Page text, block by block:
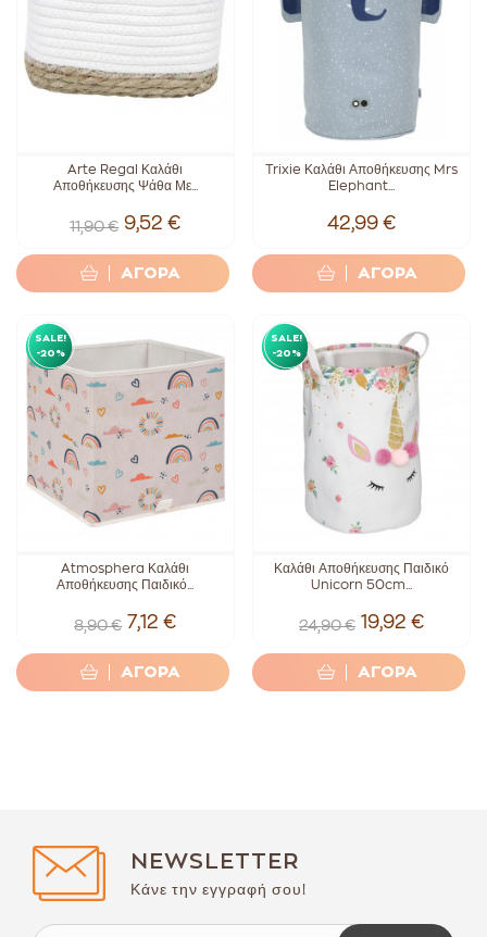
Arte Regal Καλάθι
Αποθήκευσης Ψάθα Με...
11,90 € 9,52 €
ΑΓΟΡΑ
Trixie Καλάθι Αποθήκευσης Mrs
Elephant...
42,99 €
ΑΓΟΡΑ
SALE!
-20%
Atmosphera Καλάθι
Αποθήκευσης Παιδικό...
8,90 € 7,12 €
ΑΓΟΡΑ
SALE!
-20%
Καλάθι Αποθήκευσης Παιδικό
Unicorn 50cm...
24,90 € 19,92 €
ΑΓΟΡΑ
NEWSLETTER
Κάνε την εγγραφή σου!